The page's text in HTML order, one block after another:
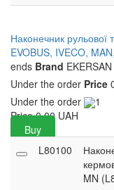
Наконечник
EVOBUS, IVECO,
ends Brand EKERSAN
Under the order Price
Under the order
1
Price 0.00 UAH
Buy
L80100
MN